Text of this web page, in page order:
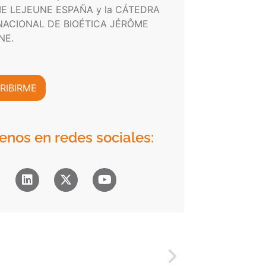
LEJEUNE ESPAÑA y la CÁTEDRA
DE BIOÉTICA JÉRÔME
en redes sociales: